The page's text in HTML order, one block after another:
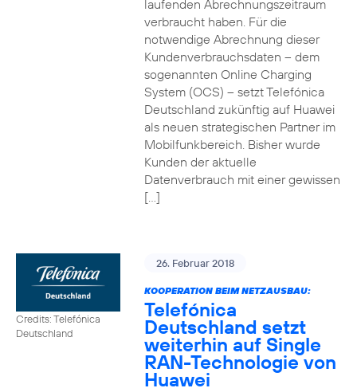
laufenden Abrechnungszeitraum
verbraucht haben. Für die
notwendige Abrechnung dieser
Kundenverbrauchsdaten – dem
sogenannten Online Charging
System (OCS) – setzt Telefónica
Deutschland zukünftig auf Huawei
als neuen strategischen Partner im
Mobilfunkbereich. Bisher wurde
Kunden der aktuelle
Datenverbrauch mit einer gewissen
[…]
Credits: Telefónica
Deutschland
26. Februar 2018
KOOPERATION BEIM NETZAUSBAU:
Telefónica
Deutschland setzt
weiterhin auf Single
RAN-Technologie von
Huawei